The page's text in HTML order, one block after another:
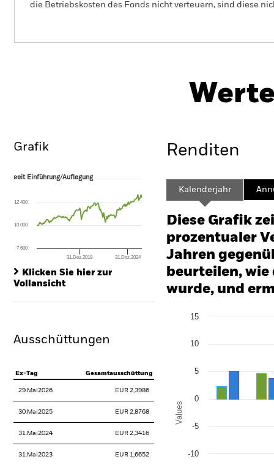
die Betriebskosten des Fonds nicht verteuern, sind diese
Grafik
seit Einführung/Auflegung
The chart has 1 X axis displaying Time. Range: 2015-07-01 00:00:00 to
The chart has 1 Y axis displaying values. Range: -24 to 48.
seit Einführung/Auflegung
31.Dez.2019 31.Dez.2024
7 600
10 000
12 400
Klicken Sie hier zur
Vollansicht
Ausschüttungen
Ex-Tag Gesamtausschüttung
29.Mai2026 EUR 2,3986
30.Mai2025 EUR 2,8768
31.Mai2024 EUR 2,3416
31.Mai2023 EUR 1,6652
Renditen
Kalenderjahr
Diese Grafik
prozentualer
Jahren
beurteilen,
wurde, und
Bar chart with 2 data
The chart has 1 Y axis
Values
-10
-5
0
5
10
15